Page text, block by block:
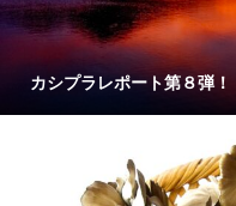
カシプラレポート第８弾